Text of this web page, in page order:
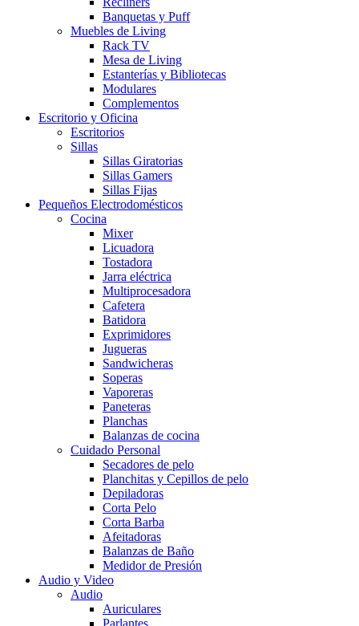
Banquetas y Puff
Muebles de Living
Rack TV
Mesa de Living
Estanterías y Bibliotecas
Modulares
Complementos
Escritorio y Oficina
Escritorios
Sillas
Sillas Giratorias
Sillas Gamers
Sillas Fijas
Pequeños Electrodomésticos
Cocina
Mixer
Licuadora
Tostadora
Jarra eléctrica
Multiprocesadora
Cafetera
Batidora
Exprimidores
Jugueras
Sandwicheras
Soperas
Vaporeras
Paneteras
Planchas
Balanzas de cocina
Cuidado Personal
Secadores de pelo
Planchitas y Cepillos de pelo
Depiladoras
Corta Pelo
Corta Barba
Afeitadoras
Balanzas de Baño
Medidor de Presión
Audio y Video
Audio
Auriculares
Parlantes